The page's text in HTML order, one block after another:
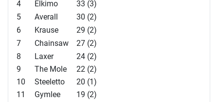
4
Elkimo
33 (3)
5
Averall
30 (2)
6
Krause
29 (2)
7
Chainsaw
27 (2)
8
Laxer
24 (2)
9
The Mole
22 (2)
10
Steeletto
20 (1)
11
Gymlee
19 (2)